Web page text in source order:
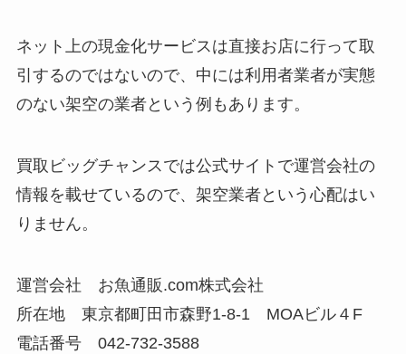
ネット上の現金化サービスは直接お店に行って取
引するのではないので、中には利用者業者が実態
のない架空の業者という例もあります。
買取ビッグチャンスでは公式サイトで運営会社の
情報を載せているので、架空業者という心配はい
りません。
運営会社 お魚通販.com株式会社
所在地 東京都町田市森野1-8-1 MOAビル４F
電話番号 042-732-3588